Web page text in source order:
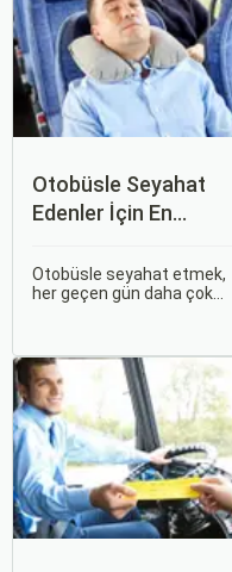
Otobüsle Seyahat
Edenler İçin En
İpuçları
Otobüsle seyahat etmek,
her geçen gün daha çok
İçin En Konforlu Rotalar ve
İpuçları başlıklı bu
rehberde, otobüs
yolculuğunuzu konforlu ve
keyifli hale getirmek için
bilmeniz gereken her şeyi
bulacaksınız.